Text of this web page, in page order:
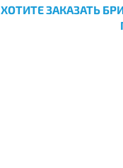
ХОТИТЕ ЗАКАЗАТЬ